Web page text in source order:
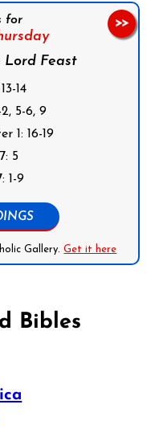
for
Lord Feast
14
2, 5-6, 9
1: 16-19
5
1-9
Gallery.Get it here
>>
Bibles